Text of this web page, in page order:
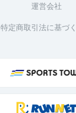
運営会社
特定商取引法に基づ